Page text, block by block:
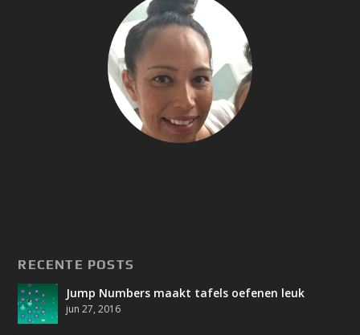
RECENTE POSTS
Jump Numbers maakt tafels oefenen leuk
jun 27, 2016